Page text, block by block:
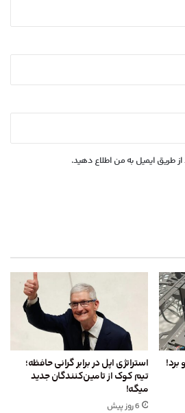
طریق ایمیل به من اطلاع دهید.
استراتژی اپل در برابر گرانی حافظه؛
تیم کوک از تامین‌کنندگان جدید
میگه!
6 روز پیش